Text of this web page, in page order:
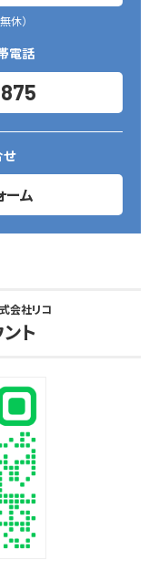
休）
電話
せ
ーム
会社リコ
ト